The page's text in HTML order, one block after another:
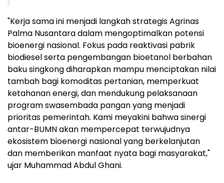
"Kerja sama ini menjadi langkah strategis Agrinas
Palma Nusantara dalam mengoptimalkan potensi
bioenergi nasional. Fokus pada reaktivasi pabrik
biodiesel serta pengembangan bioetanol berbahan
baku singkong diharapkan mampu menciptakan nilai
tambah bagi komoditas pertanian, memperkuat
ketahanan energi, dan mendukung pelaksanaan
program swasembada pangan yang menjadi
prioritas pemerintah. Kami meyakini bahwa sinergi
antar-BUMN akan mempercepat terwujudnya
ekosistem bioenergi nasional yang berkelanjutan
dan memberikan manfaat nyata bagi masyarakat,"
ujar Muhammad Abdul Ghani.